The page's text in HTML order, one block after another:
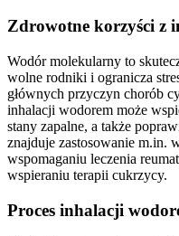
Zdrowotne korzyści z
Wodór molekularny to
wolne rodniki i ogranicza
głównych przyczyn chorób
inhalacji wodorem może
stany zapalne, a także
znajduje zastosowanie m.in.
wspomaganiu leczenia
wspieraniu terapii cukrzycy.
Proces inhalacji